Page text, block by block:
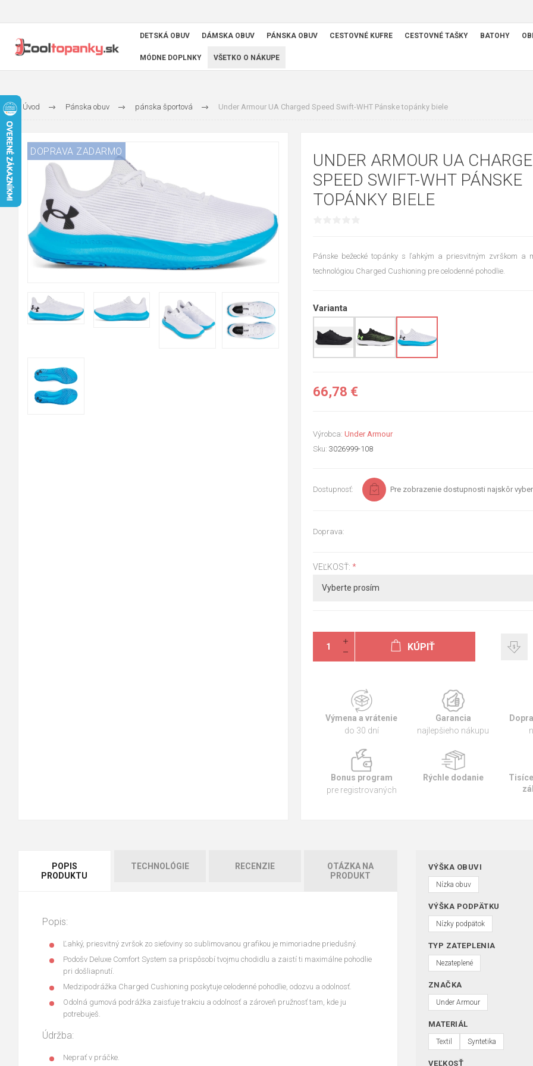
DETSKÁ OBUV DÁMSKA OBUV PÁNSKA OBUV CESTOVNÉ KUFRE CESTOVNÉ TAŠKY BATOHY
MÓDNE DOPLNKY VŠETKO O NÁKUPE
Úvod Pánska obuv pánska športová Under Armour UA Charged Speed Swift-WHT Pánske topánky biele
DOPRAVA ZADARMO
UNDER ARMOUR UA
SPEED SWIFT-WHT PÁNSKE
TOPÁNKY BIELE
Pánske bežecké topánky s ľahkým a priesvitným zvrškom a
technológiou Charged Cushioning pre celodenné pohodlie.
Varianta
66,78 €
Výrobca: Under Armour
Sku: 3026999-108
Dostupnosť: Pre zobrazenie dostupnosti najskôr
Doprava:
VEĽKOSŤ: *
KÚPIŤ
Výmena a vrátenie
do 30 dní
Garancia
najlepšieho nákupu
Bonus program
pre registrovaných
Rýchle dodanie
POPIS
PRODUKTU
TECHNOLÓGIE RECENZIE
OTÁZKA NA
PRODUKT
Popis:
Ľahký, priesvitný zvršok zo sieťoviny so sublimovanou grafikou je mimoriadne priedušný.
Podošv Deluxe Comfort System sa prispôsobí tvojmu chodidlu a zaistí ti maximálne pohodlie
pri došliapnutí.
Medzipodrážka Charged Cushioning poskytuje celodenné pohodlie, odozvu a odolnosť.
Odolná gumová podrážka zaisťuje trakciu a odolnosť a zároveň pružnosť tam, kde ju
potrebuješ.
Údržba:
Neprať v práčke.
VÝŠKA OBUVI
Nízka obuv
VÝŠKA PODPÄTKU
Nízky podpätok
TYP ZATEPLENIA
Nezateplené
ZNAČKA
Under Armour
MATERIÁL
Textil Syntetika
VEĽKOSŤ